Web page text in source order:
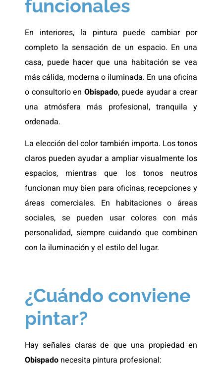
funcionales
En interiores, la pintura puede cambiar por
completo la sensación de un espacio. En una
casa, puede hacer que una habitación se vea
más cálida, moderna o iluminada. En una oficina
o consultorio en Obispado, puede ayudar a crear
una atmósfera más profesional, tranquila y
ordenada.
La elección del color también importa. Los tonos
claros pueden ayudar a ampliar visualmente los
espacios, mientras que los tonos neutros
funcionan muy bien para oficinas, recepciones y
áreas comerciales. En habitaciones o áreas
sociales, se pueden usar colores con más
personalidad, siempre cuidando que combinen
con la iluminación y el estilo del lugar.
¿Cuándo conviene
pintar?
Hay señales claras de que una propiedad en
Obispado necesita pintura profesional: